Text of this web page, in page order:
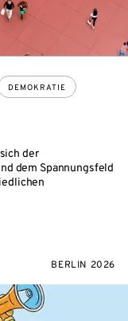
der
dem Spannungsfeld
DEMOKRATIE
BERLIN 2026